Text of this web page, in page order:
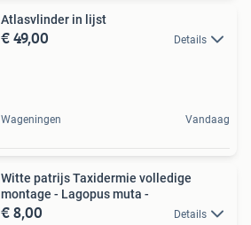
Atlasvlinder in lijst
€ 49,00 Details
Wageningen Vandaag
Witte patrijs Taxidermie volledige
montage - Lagopus muta -
€ 8,00 Details